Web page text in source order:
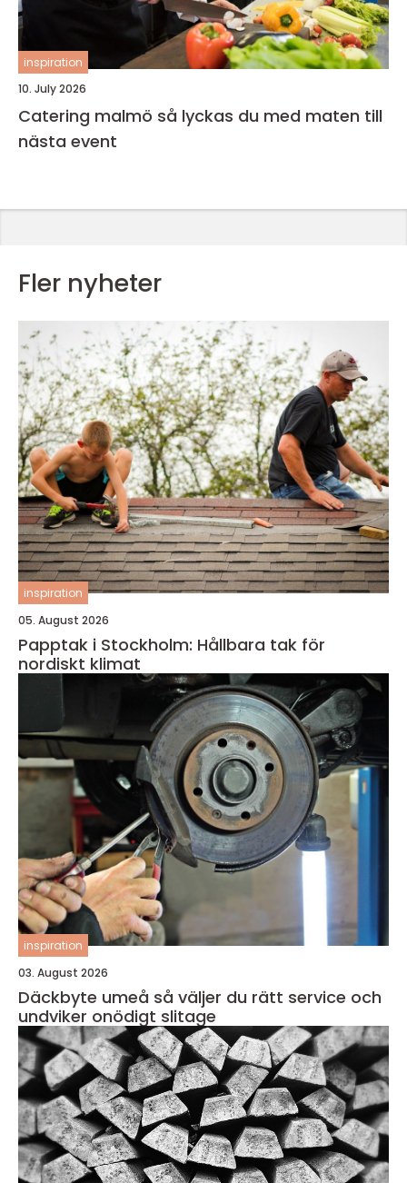
inspiration
10. July 2026
Catering malmö så lyckas du med maten till
nästa event
Fler nyheter
inspiration
05. August 2026
Papptak i Stockholm: Hållbara tak för
nordiskt klimat
inspiration
03. August 2026
Däckbyte umeå så väljer du rätt service och
undviker onödigt slitage